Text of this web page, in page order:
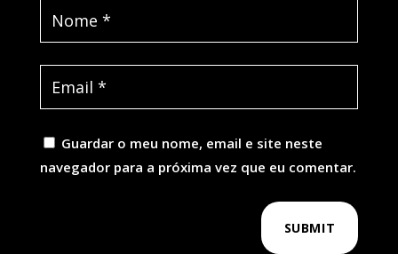
Guardar o meu nome, email e site neste
navegador para a próxima vez que eu comentar.
SUBMIT